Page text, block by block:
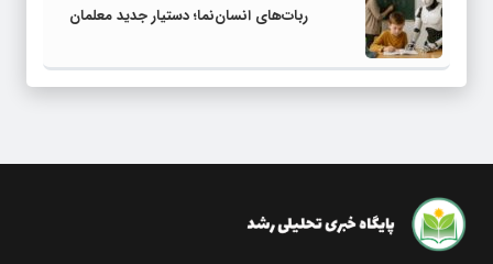
ربات‌های انسان‌نما؛ دستیار جدید معلمان